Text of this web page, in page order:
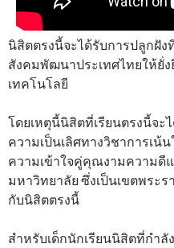
นิสิตตรงนี้จะได้รับการปลูกฝั
สังคมพัฒนาประเทศไทยให้ยั่
เทคโนโลยี
โดยเหตุนี้นิสิตที่เรียนตรงนี้จ
ความเป็นเลิศทางวิชาการเ
ความเข้าใจคู่คุณงามความดี
มหาวิทยาลัย ซึ่งเป็นเขตพระ
กับนิสิตตรงนี้
สำหรับเด็กนักเรียนนิสิตที่กำ